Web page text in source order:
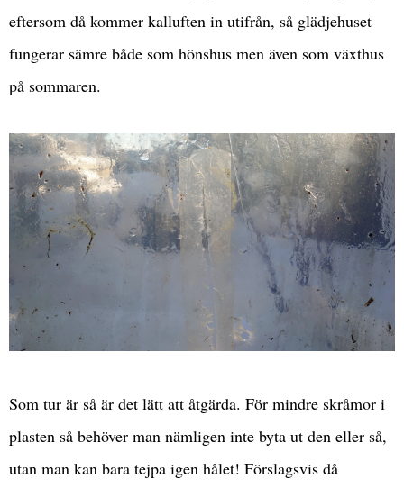
eftersom då kommer kalluften in utifrån, så glädjehuset
fungerar sämre både som hönshus men även som växthus
på sommaren.
Som tur är så är det lätt att åtgärda. För mindre skråmor i
plasten så behöver man nämligen inte byta ut den eller så,
utan man kan bara tejpa igen hålet! Förslagsvis då